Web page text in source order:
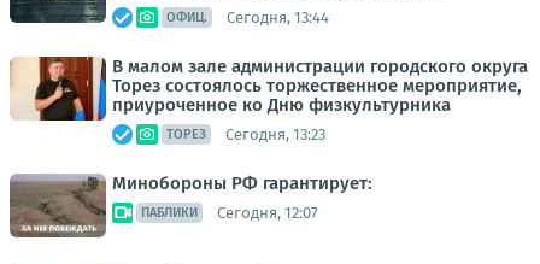
ОФИЦ. Сегодня, 13:44
В малом зале администрации городского округа
Торез состоялось торжественное мероприятие,
приуроченное ко Дню физкультурника
ТОРЕЗ Сегодня, 13:23
Минобороны РФ гарантирует:
ПАБЛИКИ Сегодня, 12:07